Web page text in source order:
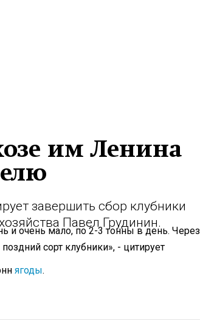
им Ленина
завершить сбор клубники
Павел Грудинин.
и очень мало, по 2-3 тонны в день. Через
сорт клубники», - цитирует
ягоды.